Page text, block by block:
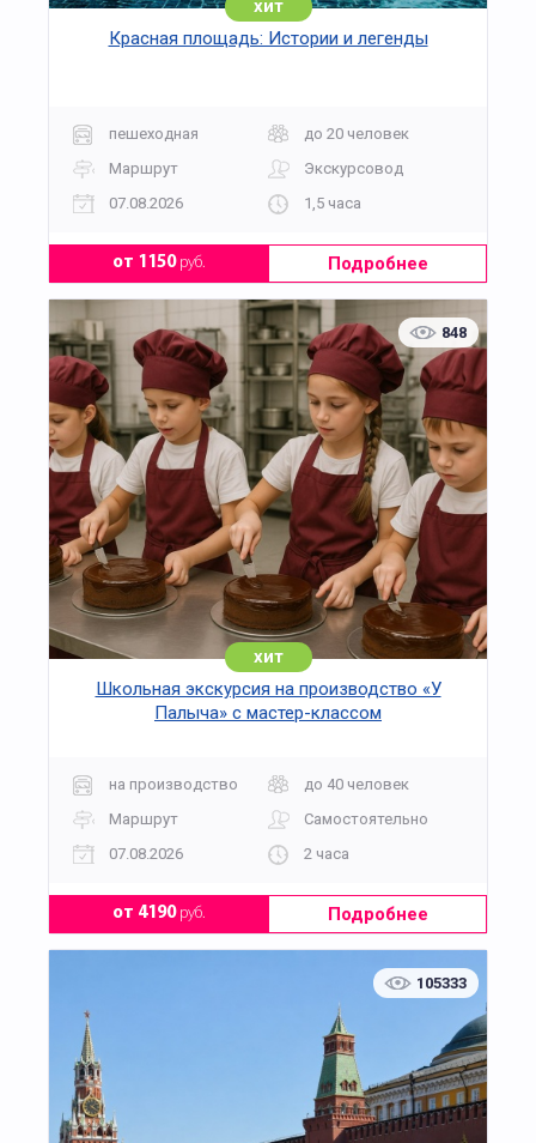
хит
Красная площадь: Истории и легенды
пешеходная
до 20 человек
Маршрут
Экскурсовод
07.08.2026
1,5 часа
от 1150руб. Подробнее
848
хит
Школьная экскурсия на производство «У
Палыча» с мастер-классом
на производство
до 40 человек
Маршрут
Самостоятельно
07.08.2026
2 часа
от 4190руб. Подробнее
105333